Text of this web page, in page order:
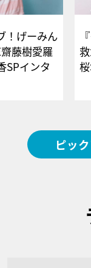
！げーみん
藤樹愛羅
SPインタ
ピッ